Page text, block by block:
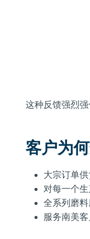
这种反馈强烈
客户为
大宗订单
对每一个
全系列磨
服务南美